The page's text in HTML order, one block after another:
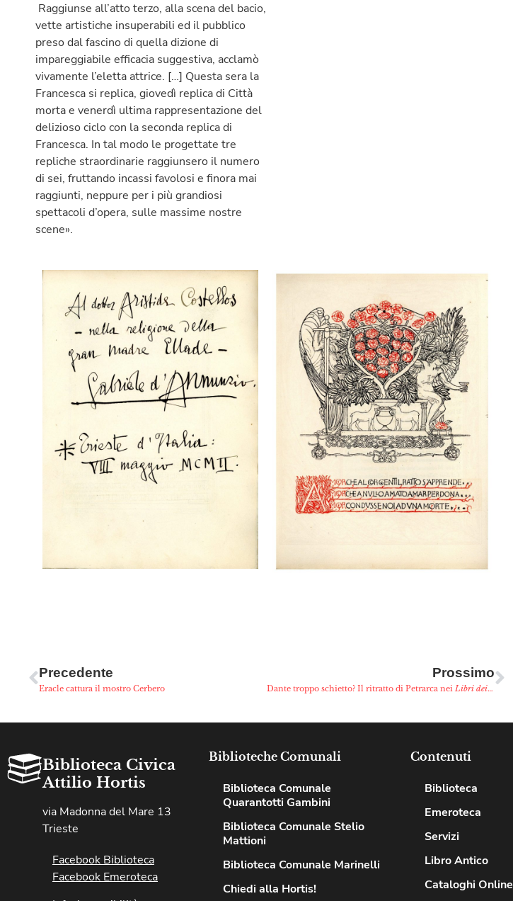
Raggiunse all’atto terzo, alla scena del bacio,
vette artistiche insuperabili ed il pubblico
preso dal fascino di quella dizione di
impareggiabile efficacia suggestiva, acclamò
vivamente l’eletta attrice. […] Questa sera la
Francesca si replica, giovedì replica di Città
morta e venerdì ultima rappresentazione del
delizioso ciclo con la seconda replica di
Francesca. In tal modo le progettate tre
repliche straordinarie raggiunsero il numero
di sei, fruttando incassi favolosi e finora mai
raggiunti, neppure per i più grandiosi
spettacoli d’opera, sulle massime nostre
scene».
Precedente
Eracle cattura il mostro Cerbero
Prossimo
Dante troppo schietto? Il ritratto di Petrarca nei Libri dei fatti memorabili
Biblioteca Civica
Attilio Hortis
via Madonna del Mare 13
Trieste
Facebook Biblioteca
Facebook Emeroteca
Biblioteche Comunali
Biblioteca Comunale
Quarantotti Gambini
Biblioteca Comunale Stelio
Mattioni
Biblioteca Comunale Marinelli
Chiedi alla Hortis!
Contenuti
Biblioteca
Emeroteca
Servizi
Libro Antico
Cataloghi Online